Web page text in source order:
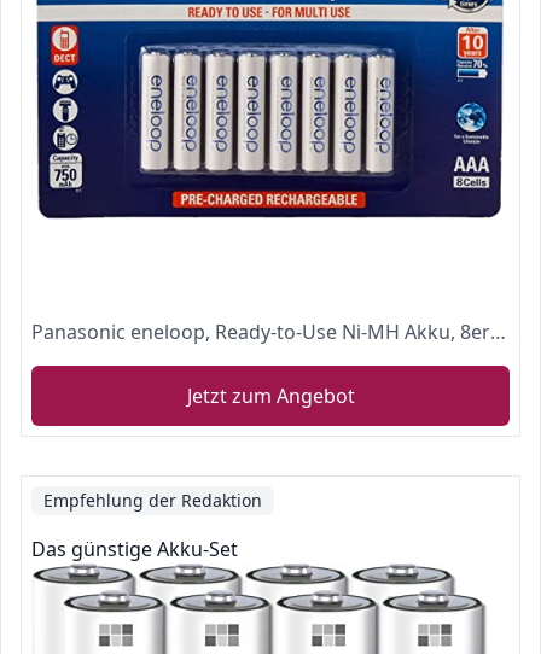
Panasonic eneloop, Ready-to-Use Ni-MH Akku, 8er Kombi-Pack, 4x eneloop AA Mignon + 4x eneloop AAA Micro, 2100 Ladezyklen
Jetzt zum Angebot
Empfehlung der Redaktion
Das günstige Akku-Set